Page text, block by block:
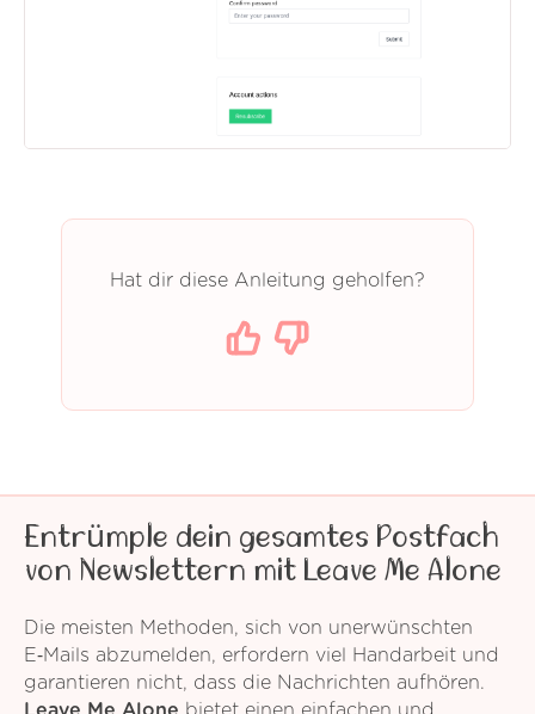
Hat dir diese Anleitung geholfen?
Entrümple dein gesamtes Postfach
von Newslettern mit Leave Me Alone
Die meisten Methoden, sich von unerwünschten
E‑Mails abzumelden, erfordern viel Handarbeit und
garantieren nicht, dass die Nachrichten aufhören.